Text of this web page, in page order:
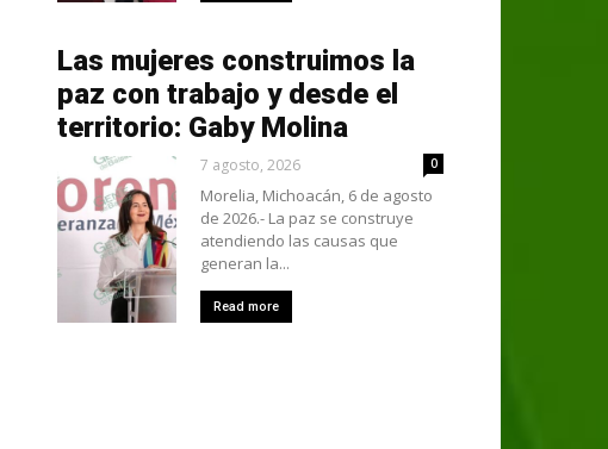
Las mujeres construimos la
paz con trabajo y desde el
territorio: Gaby Molina
7 agosto, 2026 0
Morelia, Michoacán, 6 de agosto
de 2026.- La paz se construye
atendiendo las causas que
generan la...
Read more